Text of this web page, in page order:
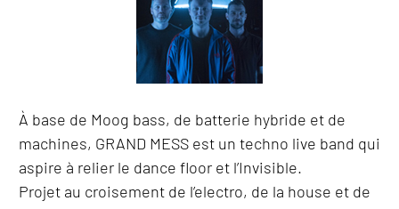
À base de Moog bass, de batterie hybride et de
machines, GRAND MESS est un techno live band qui
aspire à relier le dance floor et l’Invisible.
Projet au croisement de l’electro, de la house et de